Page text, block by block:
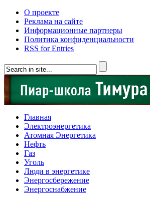
О проекте
Реклама на сайте
Информационные партнеры
Политика конфиденциальности
RSS for Entries
Главная
Электроэнергетика
Атомная Энергетика
Нефть
Газ
Уголь
Люди в энергетике
Энергосбережение
Энергоснабжение